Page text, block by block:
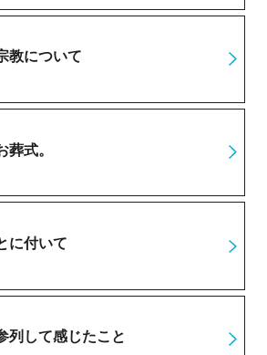
教について
葬式。
に付いて
列して感じたこと